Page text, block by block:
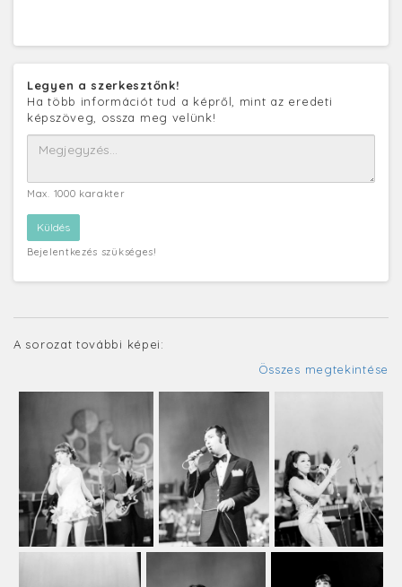
Legyen a szerkesztőnk!
Ha több információt tud a képről, mint az eredeti
képszöveg, ossza meg velünk!
Max. 1000 karakter
Bejelentkezés szükséges!
A sorozat további képei:
Összes megtekintése